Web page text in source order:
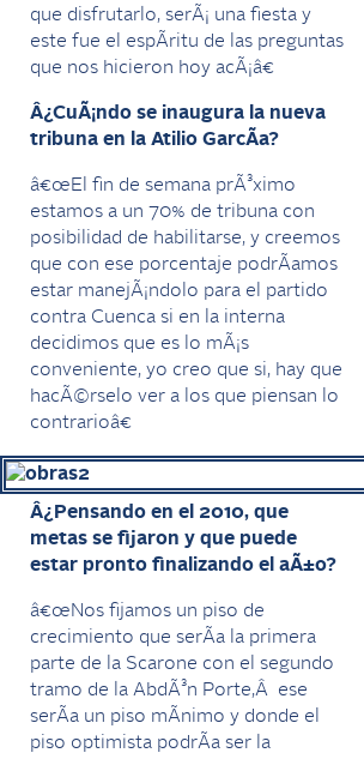
que disfrutarlo, serÃ¡ una fiesta y
este fue el espÃ­ritu de las preguntas
que nos hicieron hoy acÃ¡â€
Â¿CuÃ¡ndo se inaugura la nueva
tribuna en la Atilio GarcÃ­a?
â€œEl fin de semana prÃ³ximo
estamos a un 70% de tribuna con
posibilidad de habilitarse, y creemos
que con ese porcentaje podrÃ­amos
estar manejÃ¡ndolo para el partido
contra Cuenca si en la interna
decidimos que es lo mÃ¡s
conveniente, yo creo que si, hay que
hacÃ©rselo ver a los que piensan lo
contrarioâ€
Â¿Pensando en el 2010, que
metas se fijaron y que puede
estar pronto finalizando el aÃ±o?
â€œNos fijamos un piso de
crecimiento que serÃ­a la primera
parte de la Scarone con el segundo
tramo de la AbdÃ³n Porte,Â ese
serÃ­a un piso mÃ­nimo y donde el
piso optimista podrÃ­a ser la